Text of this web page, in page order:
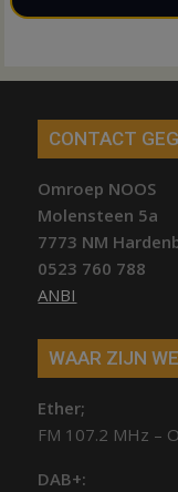
CONTACT
Omroep NOOS
Molensteen 5a
7773 NM
0523 760 788
ANBI
WAAR ZIJN
Ether;
FM 107.2 MHz –
DAB+: